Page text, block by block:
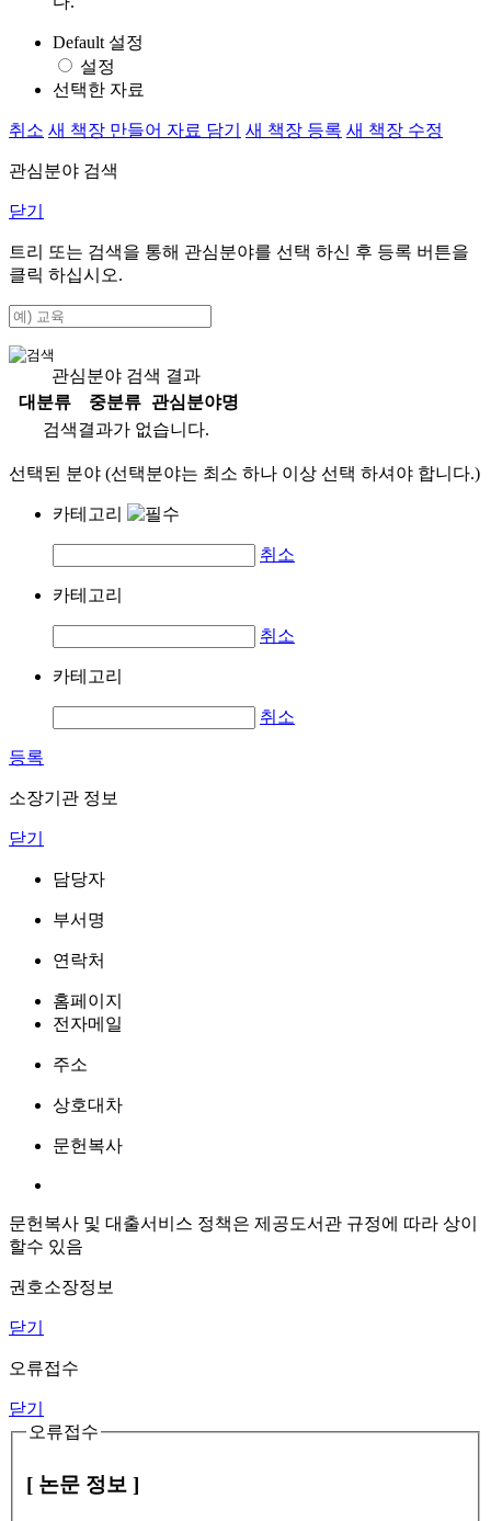
Default 설정
설정
선택한 자료
취소 새 책장 만들어 자료 담기 새 책장 등록 새 책장 수정
관심분야 검색
닫기
트리 또는 검색을 통해 관심분야를 선택 하신 후 등록 버튼을
클릭 하십시오.
관심분야 검색 결과
대분류
중분류
관심분야명
검색결과가 없습니다.
선택된 분야 (선택분야는 최소 하나 이상 선택 하셔야 합니다.)
카테고리
취소
카테고리
취소
카테고리
취소
등록
소장기관 정보
닫기
담당자
부서명
연락처
홈페이지
전자메일
주소
상호대차
문헌복사
문헌복사 및 대출서비스 정책은 제공도서관 규정에 따라 상이
할수 있음
권호소장정보
닫기
오류접수
닫기
오류접수
[ 논문 정보 ]